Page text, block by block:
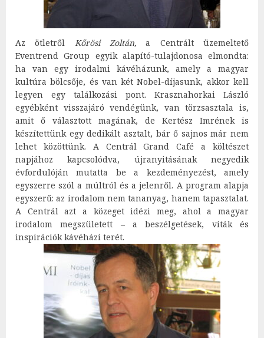
Az ötletről Kőrösi Zoltán, a Centrált üzemeltető
Eventrend Group egyik alapító-tulajdonosa elmondta:
ha van egy irodalmi kávéházunk, amely a magyar
kultúra bölcsője, és van két Nobel-díjasunk, akkor kell
legyen egy találkozási pont. Krasznahorkai László
egyébként visszajáró vendégünk, van törzsasztala is,
amit ő választott magának, de Kertész Imrének is
készítettünk egy dedikált asztalt, bár ő sajnos már nem
lehet közöttünk. A Centrál Grand Café a költészet
napjához kapcsolódva, újranyitásának negyedik
évfordulóján mutatta be a kezdeményezést, amely
egyszerre szól a múltról és a jelenről. A program alapja
egyszerű: az irodalom nem tananyag, hanem tapasztalat.
A Centrál azt a közeget idézi meg, ahol a magyar
irodalom megszületett – a beszélgetések, viták és
inspirációk kávéházi terét.